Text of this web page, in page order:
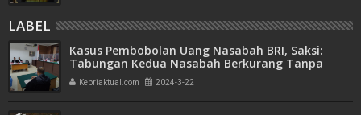
LABEL
Kasus Pembobolan Uang Nasabah BRI, Saksi:
Tabungan Kedua Nasabah Berkurang Tanpa
Melakukan Transaksi
Kepriaktual.com 2024-3-22